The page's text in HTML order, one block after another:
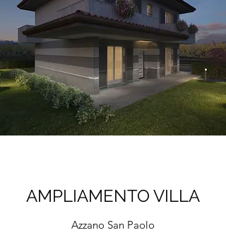
AMPLIAMENTO VILLA
Azzano San Paolo